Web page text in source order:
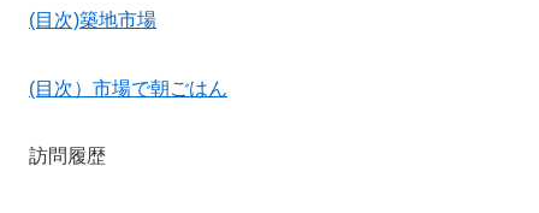
(目次)築地市場
(目次）市場で朝ごはん
訪問履歴